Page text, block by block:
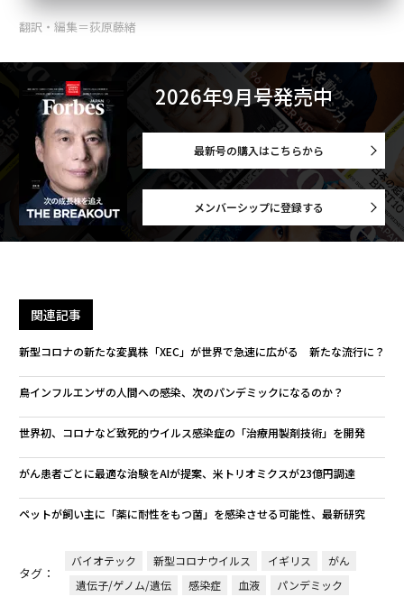
翻訳・編集＝荻原藤緒
2026年9月号発売中
最新号の購入はこちらから
メンバーシップに登録する
関連記事
新型コロナの新たな変異株「XEC」が世界で急速に広がる 新たな流行に？
鳥インフルエンザの人間への感染、次のパンデミックになるのか？
世界初、コロナなど致死的ウイルス感染症の「治療用製剤技術」を開発
がん患者ごとに最適な治験をAIが提案、米トリオミクスが23億円調達
ペットが飼い主に「薬に耐性をもつ菌」を感染させる可能性、最新研究
タグ：
バイオテック 新型コロナウイルス イギリス
がん
遺伝子/ゲノム/遺伝
感染症 血液 パンデミック